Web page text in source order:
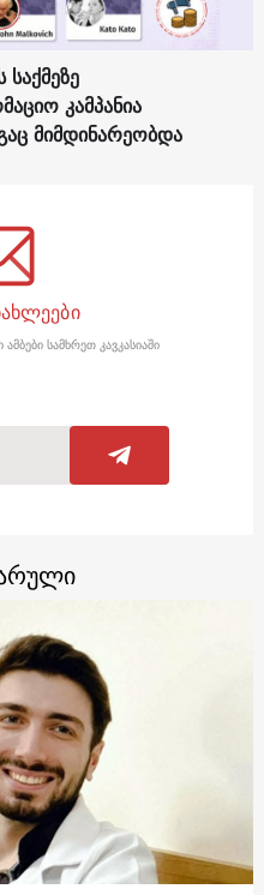
კამპანია
მიმდინარეობდა
სამხრეთ კავკასიაში